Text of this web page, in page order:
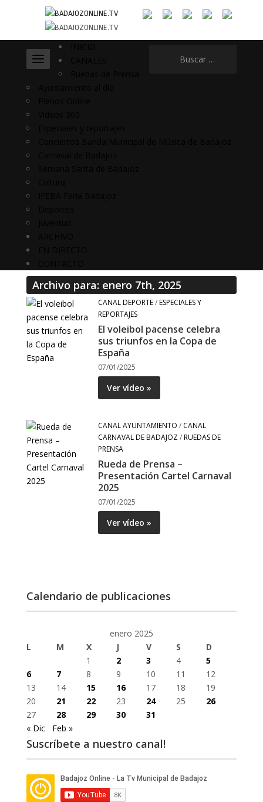
Archivo para: enero 7th, 2025
CANAL DEPORTE/ESPECIALES Y
REPORTAJES
El voleibol pacense celebra
sus triunfos en la Copa de
España
07/01/2025
Ver vídeo »
CANAL AYUNTAMIENTO / CANAL
CARNAVAL DE BADAJOZ/RUEDAS DE
PRENSA
Rueda de Prensa –
Presentación Cartel Carnaval
2025
07/01/2025
Ver vídeo »
Calendario de publicaciones
enero 2025
L
M X J V S
D
1
2 3 4
5
6
7 8 9 10 11
12
13
14 15 16 17 18
19
20
21 22 23 24 25
26
27
28 29 30
31
« Dic
Feb »
Suscríbete a nuestro canal!